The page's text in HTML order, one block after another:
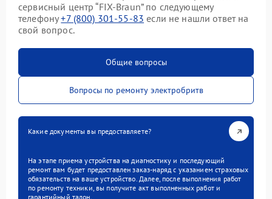
сервисный центр “FIX-Braun” по следующему
телефону+7 (800) 301-55-83 если не нашли ответ на
свой вопрос.
Общие вопросы
Вопросы по ремонту электробритв
Какие документы вы предоставляете?
На этапе приема устройства на диагностику и последующий
ремонт вам будет предоставлен заказ-наряд с указанием страховых
обязательств на ваше устройство. Далее, после выполнения работ
по ремонту техники, вы получите акт выполненных работ и
гарантийный талон.